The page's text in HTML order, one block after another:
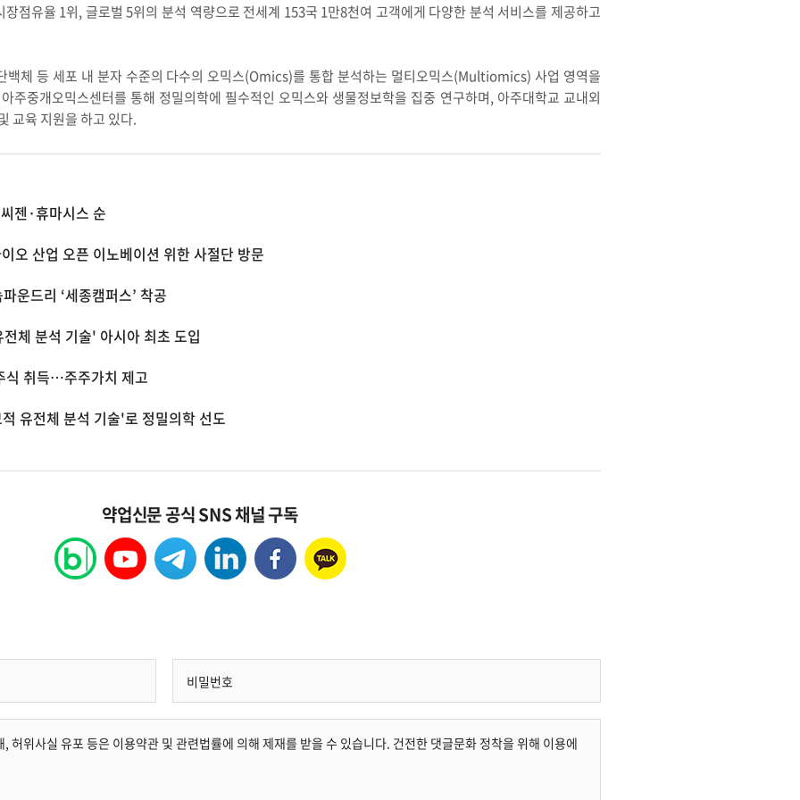
점유율 1위, 글로벌 5위의 분석 역량으로 전세계 153국 1만8천여 고객에게 다양한 분석 서비스를 제공하고
체 등 세포 내 분자 수준의 다수의 오믹스(Omics)를 통합 분석하는 멀티오믹스(Multiomics) 사업 영역을
주중개오믹스센터를 통해 정밀의학에 필수적인 오믹스와 생물정보학을 집중 연구하며, 아주대학교 교내외
교육 지원을 하고 있다.
젠·휴마시스 순
오 산업 오픈 이노베이션 위한 사절단 방문
운드리 ‘세종캠퍼스’ 착공
체 분석 기술' 아시아 최초 도입
식 취득…주주가치 제고
유전체 분석 기술'로 정밀의학 선도
약업신문 공식 SNS 채널 구독